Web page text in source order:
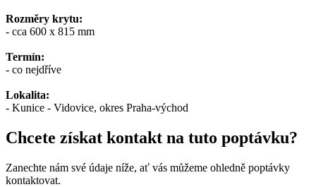
Rozměry krytu:
- cca 600 x 815 mm
Termín:
- co nejdříve
Lokalita:
- Kunice - Vidovice, okres Praha-východ
Chcete získat kontakt na tuto poptávku?
Zanechte nám své údaje níže, ať vás můžeme ohledně poptávky
kontaktovat.